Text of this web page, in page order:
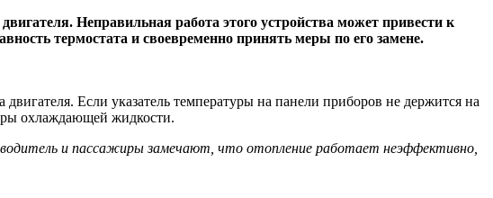
Неправильная работа этого устройства может привести к
термостата и своевременно принять меры по его замене.
Если указатель температуры на панели приборов не держится на
охлаждающей жидкости.
и пассажиры замечают, что отопление работает неэффективно,